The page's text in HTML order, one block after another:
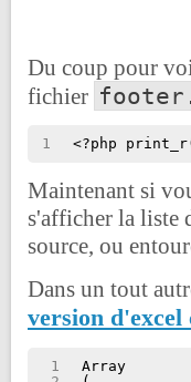
Du coup pour
fichier
1 <?php
Maintenant si
s'afficher la liste
source, ou
Dans un tout
version d'excel
1
Array